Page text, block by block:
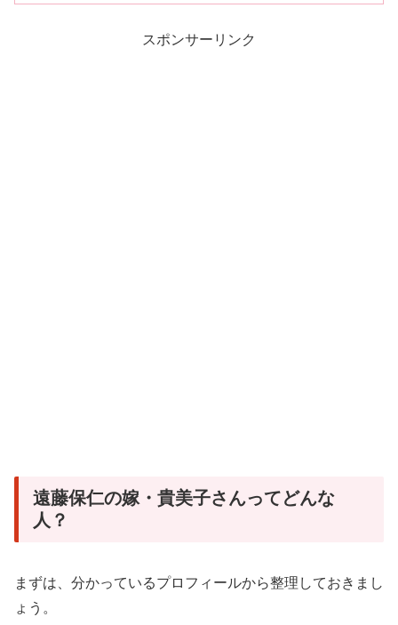
スポンサーリンク
遠藤保仁の嫁・貴美子さんってどんな
人？
まずは、分かっているプロフィールから整理しておきまし
ょう。